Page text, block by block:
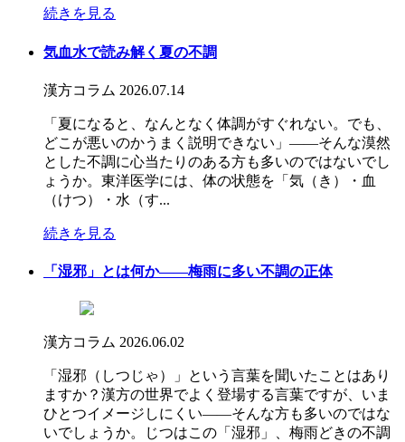
続きを見る
気血水で読み解く夏の不調
漢方コラム 2026.07.14
「夏になると、なんとなく体調がすぐれない。でも、
どこが悪いのかうまく説明できない」――そんな漠然
とした不調に心当たりのある方も多いのではないでし
ょうか。東洋医学には、体の状態を「気（き）・血
（けつ）・水（す...
続きを見る
「湿邪」とは何か――梅雨に多い不調の正体
漢方コラム 2026.06.02
「湿邪（しつじゃ）」という言葉を聞いたことはあり
ますか？漢方の世界でよく登場する言葉ですが、いま
ひとつイメージしにくい――そんな方も多いのではな
いでしょうか。じつはこの「湿邪」、梅雨どきの不調